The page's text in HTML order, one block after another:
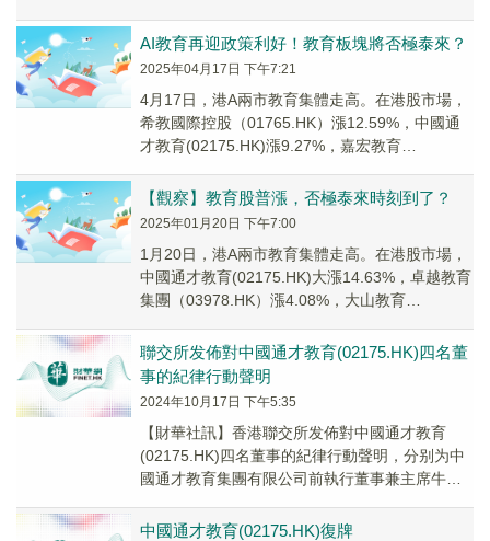
AI教育再迎政策利好！教育板塊將否極泰來？
2025年04月17日 下午7:21
4月17日，港A兩市教育集體走高。在港股市場，
希教國際控股（01765.HK）漲12.59%，中國通
才教育(02175.HK)漲9.27%，嘉宏教育
【觀察】教育股普漲，否極泰來時刻到了？
2025年01月20日 下午7:00
1月20日，港A兩市教育集體走高。在港股市場，
中國通才教育(02175.HK)大漲14.63%，卓越教育
集團（03978.HK）漲4.08%，大山教育
聯交所发佈對中國通才教育(02175.HK)四名董
事的紀律行動聲明
2024年10月17日 下午5:35
【財華社訊】香港聯交所发佈對中國通才教育
(02175.HK)四名董事的紀律行動聲明，分别为中
國通才教育集團有限公司前執行董事兼主席牛三
軍...
中國通才教育(02175.HK)復牌